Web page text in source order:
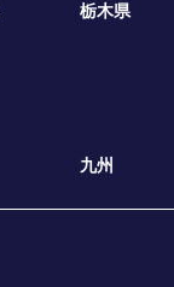
栃木県
九州